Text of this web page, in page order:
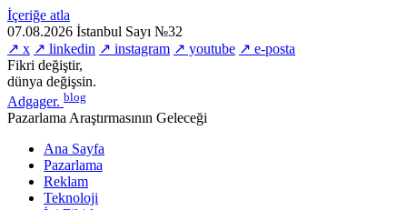
İçeriğe atla
07.08.2026 İstanbul Sayı №32
↗ x ↗ linkedin ↗ instagram ↗ youtube ↗ e-posta
Fikri değiştir,
dünya değişsin.
Adgager. blog
Pazarlama Araştırmasının Geleceği
Ana Sayfa
Pazarlama
Reklam
Teknoloji